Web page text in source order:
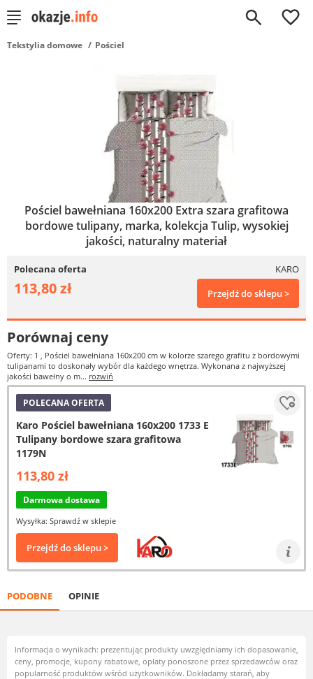
0
Tekstylia domowe Pościel
Pościel bawełniana 160x200 Extra szara grafitowa
bordowe tulipany, marka, kolekcja Tulip, wysokiej
jakości, naturalny materiał
Polecana oferta KARO
113,80 zł Przejdź do sklepu >
Porównaj ceny
Oferty: 1 , Pościel bawełniana 160x200 cm w kolorze szarego grafitu z bordowymi
tulipanami to doskonały wybór dla każdego wnętrza. Wykonana z najwyższej
jakości bawełny o m... rozwiń
POLECANA OFERTA
Karo Pościel bawełniana 160x200 1733 E
Tulipany bordowe szara grafitowa
1179N
113,80 zł
Darmowa dostawa
Wysyłka: Sprawdź w sklepie
Przejdź do sklepu >
PODOBNE OPINIE
Informacja o wynikach: prezentując produkty uwzględniamy ich dopasowanie,
ceny, promocje, kupony rabatowe, opłaty ponoszone przez sprzedawców oraz
popularność produktów wśród użytkowników. Dokładamy starań, aby